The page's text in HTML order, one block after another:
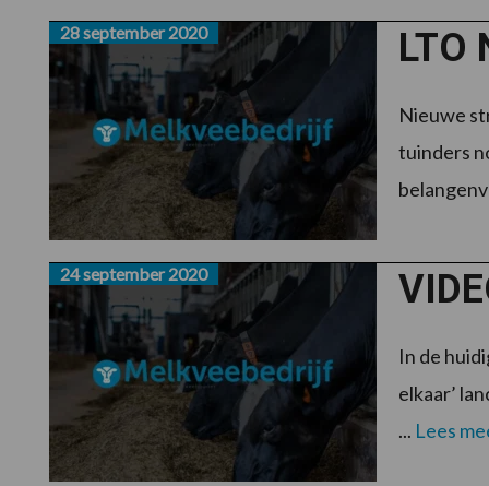
LTO
28 september 2020
Nieuwe
tuinders
24 september 2020
In de
elkaar’
... Lees